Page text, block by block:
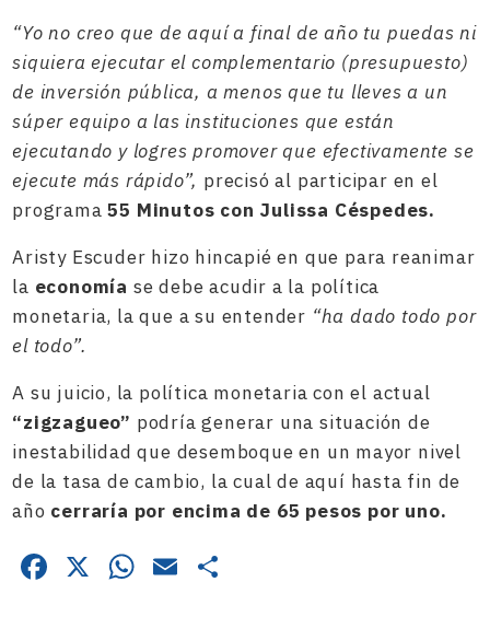
“Yo no creo que de aquí a final de año tu puedas ni
siquiera ejecutar el complementario (presupuesto)
de inversión pública, a menos que tu lleves a un
súper equipo a las instituciones que están
ejecutando y logres promover que efectivamente se
ejecute más rápido”, precisó al participar en el
programa55 Minutos con Julissa Céspedes.
Aristy Escuder hizo hincapié en que para reanimar
la economía se debe acudir a la política
monetaria, la que a su entender “ha dado todo por
el todo”.
A su juicio, la política monetaria con el actual
“zigzagueo” podría generar una situación de
inestabilidad que desemboque en un mayor nivel
de la tasa de cambio, la cual de aquí hasta fin de
año cerraría por encima de 65 pesos por uno.
Facebook
X WhatsApp
Email